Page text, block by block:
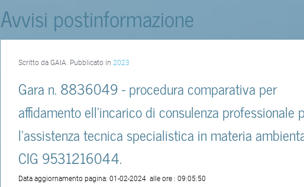
Avvisi postinformazione
Scritto da GAIA. Pubblicato in2023
Gara n. 8836049 - procedura comparativa per
affidamento ell’incarico di consulenza professionale
l’assistenza tecnica specialistica in materia
CIG 9531216044.
Data aggiornamento pagina:01-02-2024 alle ore :09:05:50